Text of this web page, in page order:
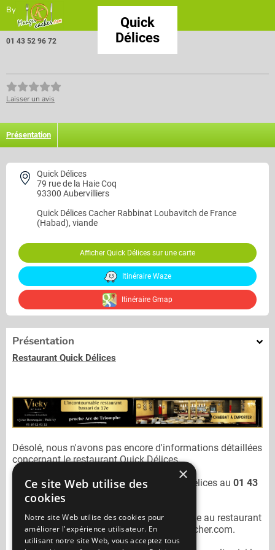
By
Quick
Délices
01 43 52 96 72
Laisser un avis
Présentation
Quick Délices
79 rue de la Haie Coq
93300 Aubervilliers
Quick DélicesCacher Rabbinat Loubavitch de France
(Habad), viande
Afficher Quick Délices sur une carte
Itinéraire Waze
Itinéraire Gmap
Présentation
Restaurant Quick Délices
Désolé, nous n'avons pas encore d'informations détaillées
concernant le restaurant Quick Délices.
Vous pouvez joindre le restaurant
Quick Délices au 01 43
52 96 72
N'oubliez pas de préciser lors de votre sortie au restaurant
Quick Délicesqu'il n'est pas sur Mangercacher.com.
×
Ce site Web utilise des
cookies
Notre site Web utilise des cookies pour
améliorer l'expérience utilisateur. En
utilisant notre site Web, vous acceptez tous